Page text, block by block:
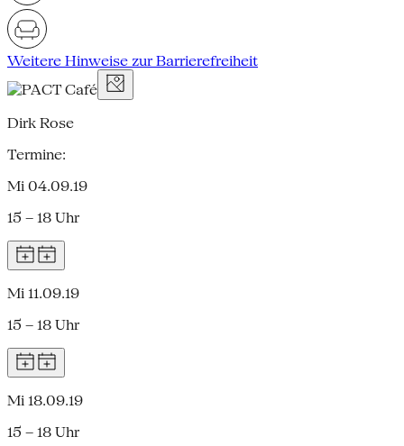
Weitere Hinweise zur Barrierefreiheit
Dirk Rose
Termine:
Mi 04.09.19
15 – 18 Uhr
Mi 11.09.19
15 – 18 Uhr
Mi 18.09.19
15 – 18 Uhr